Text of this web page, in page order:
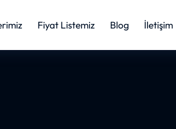
Fiyat Listemiz Blog İletişim